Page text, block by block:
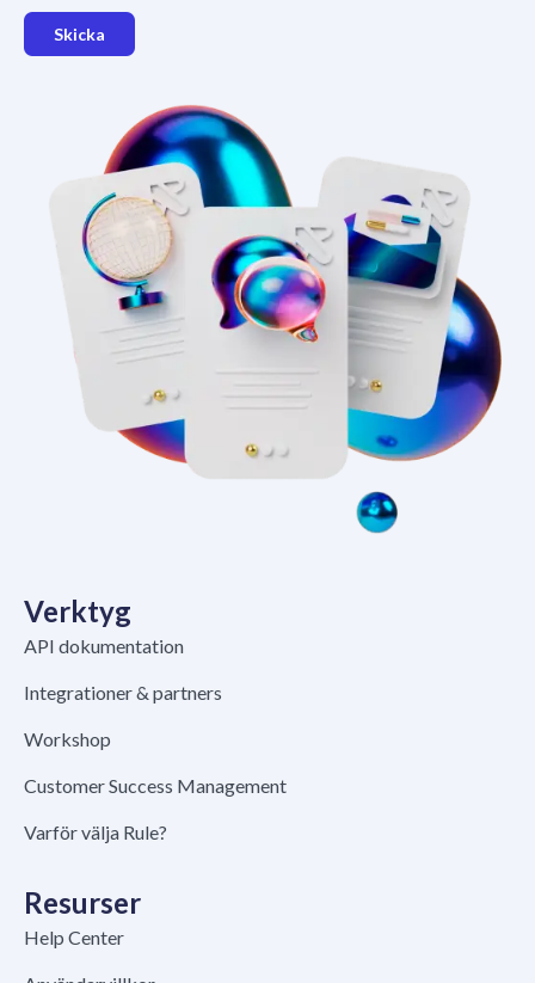
Skicka
Verktyg
API dokumentation
Integrationer & partners
Workshop
Customer Success Management
Varför välja Rule?
Resurser
Help Center